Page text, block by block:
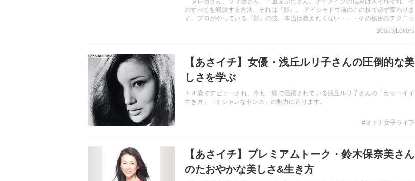
のすべてを解決する方法、それは『影』。 アイシャドウ前のこの技で必ず変わりま
す。プロがやっている『影』の技、本当は教えたくない・・・その秘密のテクニッ
BeautyLovers
【あさイチ】女優・浅丘ルリ子さんの圧倒的な美
しさを学ぶ
１４歳でデビューされ、今も一線で活躍されている浅丘ルリ子さんの「カッコイイ
生き方」「オシャレなセンス」の魅力に迫ります。
#オトナ女子ライフ
【あさイチ】プレミアムトーク・鈴木保奈美さん
のたおやかな美しさ&生き方